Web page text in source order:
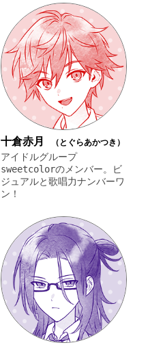
十倉赤月 （とぐらあかつき）
アイドルグループ
sweetcolorのメンバー。ビ
ジュアルと歌唱力ナンバーワ
ン！